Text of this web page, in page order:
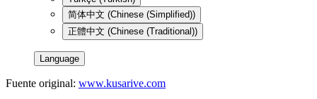
简体中文 (Chinese (Simplified))
正體中文 (Chinese (Traditional))
Language
Fuente original: www.kusarive.com